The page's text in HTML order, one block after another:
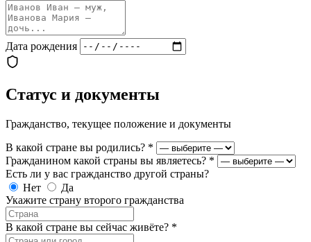
Дата рождения
Статус и документы
Гражданство, текущее положение и документы
В какой стране вы родились? *
Гражданином какой страны вы являетесь? *
Есть ли у вас гражданство другой страны?
Нет
Да
Укажите страну второго гражданства
В какой стране вы сейчас живёте? *